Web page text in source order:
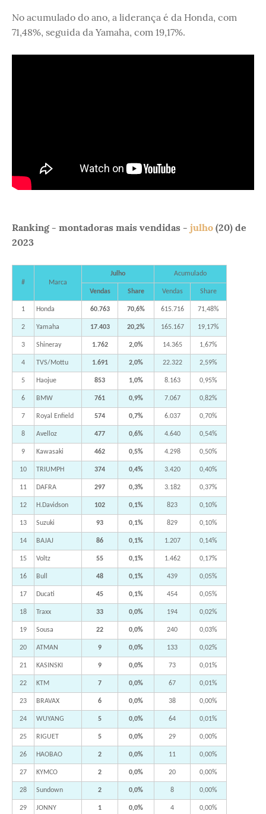
No acumulado do ano, a liderança é da Honda, com
71,48%, seguida da Yamaha, com 19,17%.
Ranking - montadoras mais vendidas - julho (20) de
2023
# Marca
Julho Acumulado
Vendas Share Vendas Share
1 Honda 60.763 70,6% 615.716 71,48%
2 Yamaha 17.403 20,2% 165.167 19,17%
3 Shineray 1.762 2,0% 14.365 1,67%
4 TVS/Mottu 1.691 2,0% 22.322 2,59%
5 Haojue 853 1,0% 8.163 0,95%
6 BMW 761 0,9% 7.067 0,82%
7 Royal Enfield 574 0,7% 6.037 0,70%
8 Avelloz 477 0,6% 4.640 0,54%
9 Kawasaki 462 0,5% 4.298 0,50%
10 TRIUMPH 374 0,4% 3.420 0,40%
11 DAFRA 297 0,3% 3.182 0,37%
12 H.Davidson 102 0,1% 823 0,10%
13 Suzuki 93 0,1% 829 0,10%
14 BAJAJ 86 0,1% 1.207 0,14%
15 Voltz 55 0,1% 1.462 0,17%
16 Bull 48 0,1% 439 0,05%
17 Ducati 45 0,1% 454 0,05%
18 Traxx 33 0,0% 194 0,02%
19 Sousa 22 0,0% 240 0,03%
20 ATMAN 9 0,0% 133 0,02%
21 KASINSKI 9 0,0% 73 0,01%
22 KTM 7 0,0% 67 0,01%
23 BRAVAX 6 0,0% 38 0,00%
24 WUYANG 5 0,0% 64 0,01%
25 RIGUET 5 0,0% 29 0,00%
26 HAOBAO 2 0,0% 11 0,00%
27 KYMCO 2 0,0% 20 0,00%
28 Sundown 2 0,0% 8 0,00%
29 JONNY 1 0,0% 4 0,00%